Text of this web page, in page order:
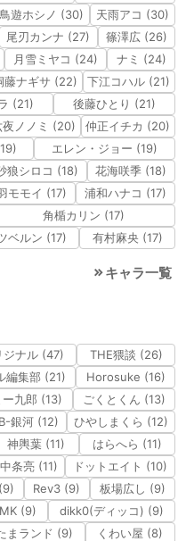
遊ホシノ (30)
天雨アコ (30)
尾刃カンナ (27)
篠澤広 (26)
月雪ミヤコ (24)
ナミ (24)
藤ナギサ (22)
下江コハル (21)
(21)
後藤ひとり (21)
夜ノノミ (20)
仲正イチカ (20)
エレン・ジョー (19)
狼シロコ (18)
花海咲季 (18)
モモイ (17)
浦和ハナコ (17)
角楯カリン (17)
ベルン (17)
有村麻央 (17)
キャラ一覧
ジナル (47)
THE猥談 (26)
編集部 (21)
Horosuke (16)
ー九郎 (13)
ごくとくん (13)
B-銀河 (12)
ひやしまくら (12)
神輿葉 (11)
はらへら (11)
条亮 (11)
ドットエイト (10)
Rev3 (9)
板場広し (9)
MK (9)
dikk0(ディッコ) (9)
まランド (9)
くわい屋 (8)